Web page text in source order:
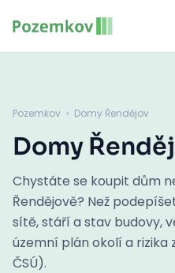
Pozemkov › Domy Řendějov
Domy
Chystáte se koupit dům
Řendějově? Než
sítě, stáří a stav budovy,
územní plán okolí a rizika
ČSÚ).